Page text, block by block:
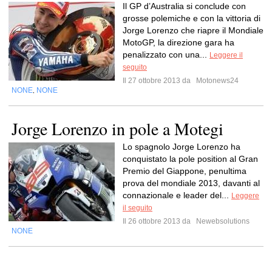
Il GP d’Australia si conclude con
grosse polemiche e con la vittoria di
Jorge Lorenzo che riapre il Mondiale
MotoGP, la direzione gara ha
penalizzato con una...
Leggere il
seguito
Il 27 ottobre 2013 da
Motonews24
NONE NONE
Jorge Lorenzo in pole a Motegi
Lo spagnolo Jorge Lorenzo ha
conquistato la pole position al Gran
Premio del Giappone, penultima
prova del mondiale 2013, davanti al
connazionale e leader del...
Leggere
il seguito
Il 26 ottobre 2013 da
Newebsolutions
NONE